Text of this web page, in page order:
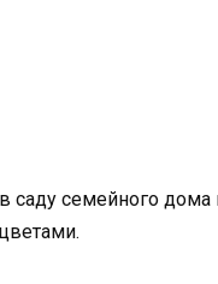
саду семейного